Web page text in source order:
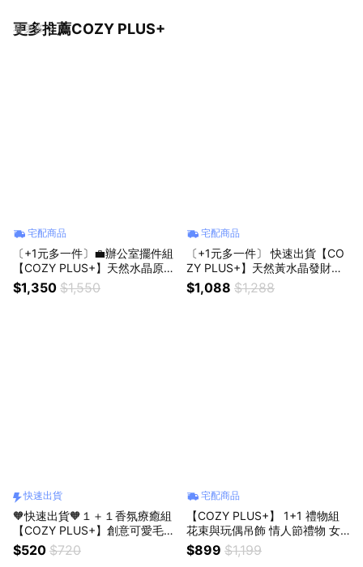
更多推薦COZY PLUS+
看更多
宅配商品
〔+1元多一件〕💼辦公室擺件組
【COZY PLUS+】天然水晶原石
小豆丁擺件擴香石#CP0226 JU
N04 水晶 禮物 生日禮物 交換禮
$1,350 $1,550
宅配商品
〔+1元多一件〕 快速出貨【CO
ZY PLUS+】天然黃水晶發財樹
招財貓3件組 #CP0365 元寶掛
件 招財 開運 生日禮物 開業禮物
$1,088 $1,288
快速出貨
🧡快速出貨🧡１＋１香氛療癒組
【COZY PLUS+】創意可愛毛絨
西高地小狗吊飾JAN28#CP030
8包包吊飾 絨毛玩偶鑰匙扣 禮物
$520 $720
宅配商品
【COZY PLUS+】 1+1 禮物組
花束與玩偶吊飾 情人節禮物 女
朋友禮物 閨蜜禮物 生日禮物 畢
業禮物 香皂花 玩偶 掛件
$899 $1,199